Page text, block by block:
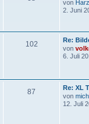
von
2. Juni
102
Re:
von
6. Juli
87
Re: XL
von
12. Juli